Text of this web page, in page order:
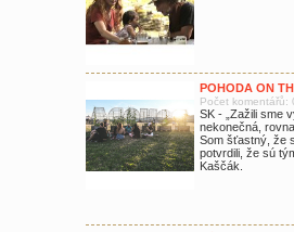
POHODA ON
Počet komentářů:
SK - „Zažili sme
nekonečná,
Som šťastný, že
potvrdili, že sú
Kaščák.